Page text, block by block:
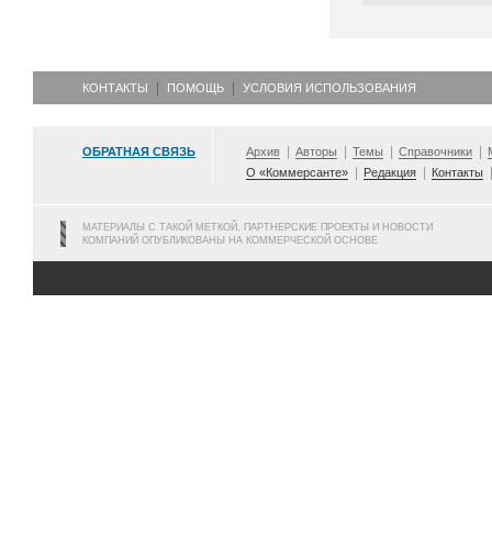
КОНТАКТЫ ПОМОЩЬ УСЛОВИЯ ИСПОЛЬЗОВАНИЯ
ОБРАТНАЯ СВЯЗЬ Архив Авторы Темы Справочники
О «Коммерсанте»
Редакция Контакты
МАТЕРИАЛЫ С ТАКОЙ МЕТКОЙ, ПАРТНЕРСКИЕ ПРОЕКТЫ И НОВОСТИ
КОМПАНИЙ ОПУБЛИКОВАНЫ НА КОММЕРЧЕСКОЙ ОСНОВЕ